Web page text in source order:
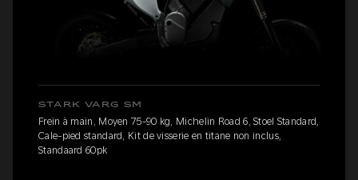
STARK VARG SM
Frein à main, Moyen 75-90 kg, Michelin Road 6, Stoel Standard,
Cale-pied standard, Kit de visserie en titane non inclus,
Standaard 60pk